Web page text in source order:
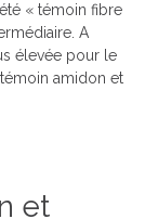
« témoin fibre
A
élevée pour le
amidon et
et